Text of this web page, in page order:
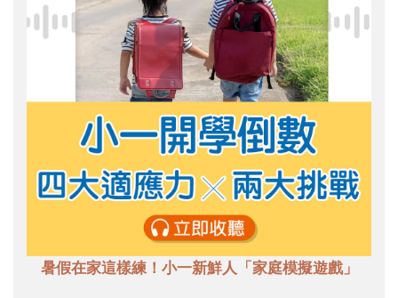
暑假在家這樣練！小一新鮮人「家庭模擬遊戲」